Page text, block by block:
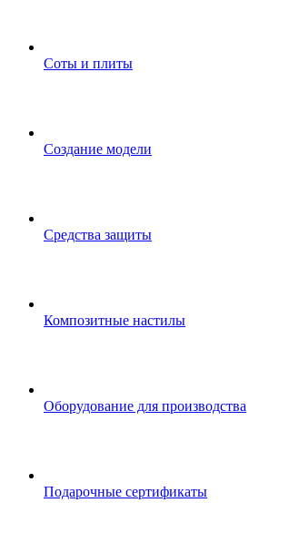
Соты и плиты
Создание модели
Средства защиты
Композитные настилы
Оборудование для производства
Подарочные сертификаты